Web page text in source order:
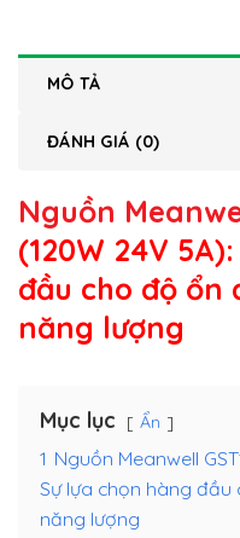
MÔ TẢ
ĐÁNH GIÁ (0)
Nguồn
(120W 24V
đầu cho độ ổn
năng lượng
Mục lục Ẩn
1 Nguồn Meanwell
Sự lựa chọn hàng
năng lượng